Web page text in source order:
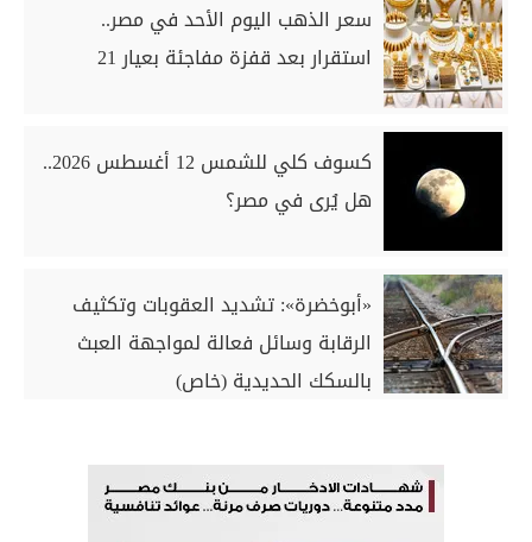
سعر الذهب اليوم الأحد في مصر..
استقرار بعد قفزة مفاجئة بعيار 21
كسوف كلي للشمس 12 أغسطس 2026..
هل يُرى في مصر؟
«أبوخضرة»: تشديد العقوبات وتكثيف
الرقابة وسائل فعالة لمواجهة العبث
بالسكك الحديدية (خاص)